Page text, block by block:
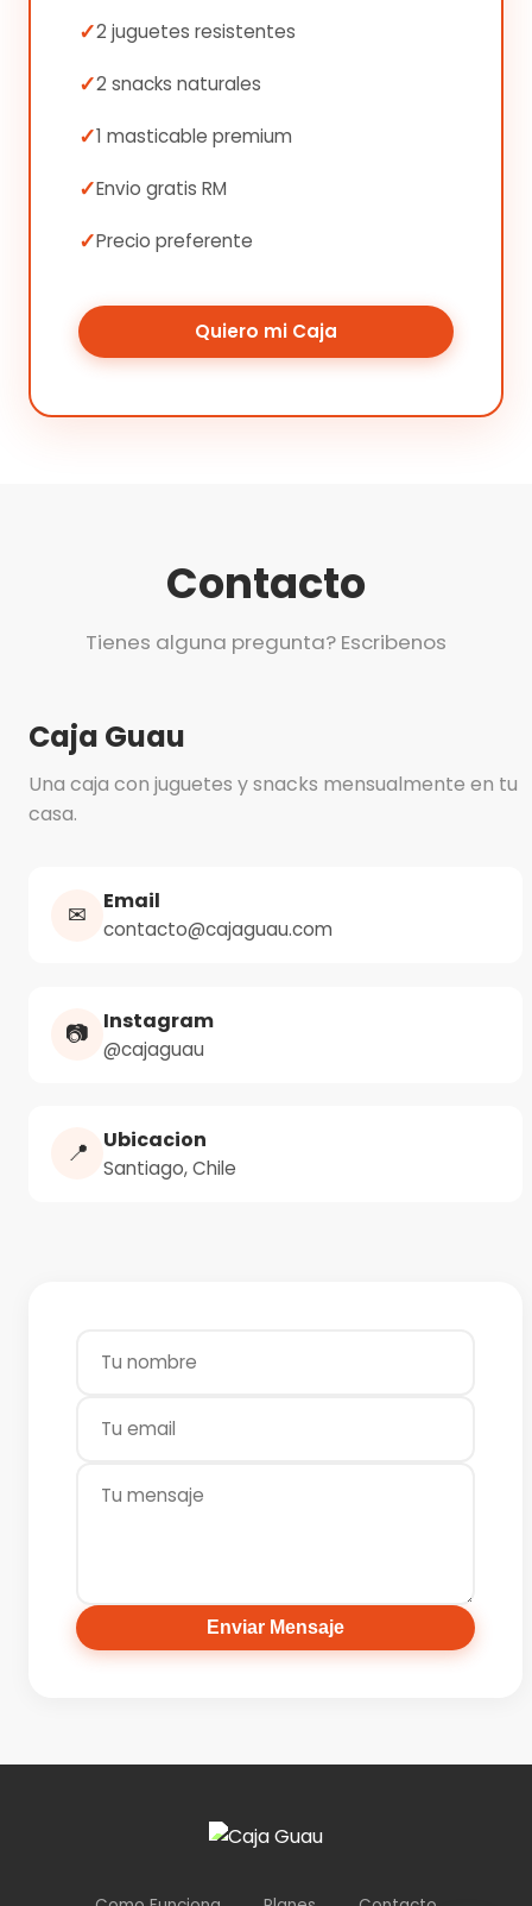
2 juguetes resistentes
2 snacks naturales
1 masticable premium
Envio gratis RM
Precio preferente
Quiero mi Caja
Contacto
Tienes alguna pregunta? Escribenos
Caja Guau
Una caja con juguetes y snacks mensualmente en tu
casa.
✉ Email
contacto@cajaguau.com
📷 Instagram
@cajaguau
📍 Ubicacion
Santiago, Chile
Enviar Mensaje